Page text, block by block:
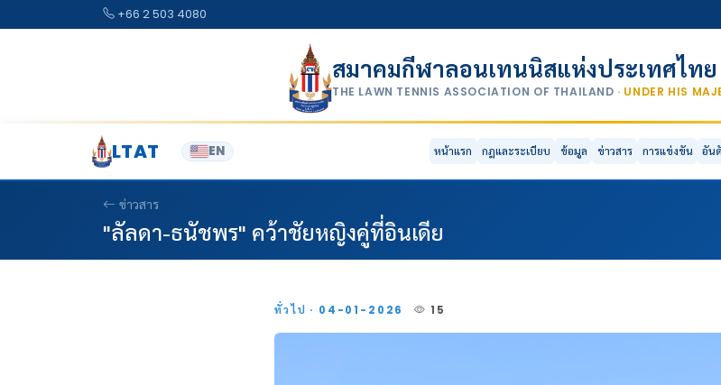
+66 2 503 4080
สมาคมกีฬาลอนเทนนิสแห่งประเทศไท
THE LAWN TENNIS ASSOCIATION OF THAILAND · UNDER HIS
LTAT EN หน้าแรก กฎและระเบียบ ข้อมูล ข่าวสาร การแข่งขัน อัน
ข่าวสาร
"ลัลดา-ธนัชพร" คว้าชัยหญิงคู่ที่อินเดีย
ทั่วไป · 04-01-2026 15